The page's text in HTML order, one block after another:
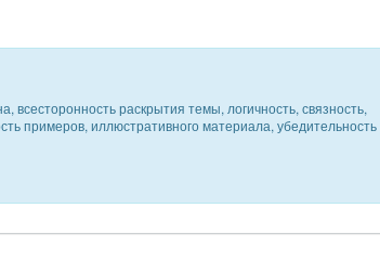
всесторонность раскрытия темы, логичность, связность,
примеров, иллюстративного материала, убедительность